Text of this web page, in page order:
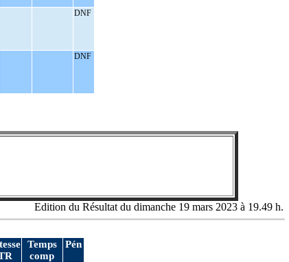
DNF
DNF
Edition du Résultat du dimanche 19 mars 2023 à 19.49 h.
Temps
comp
Pén